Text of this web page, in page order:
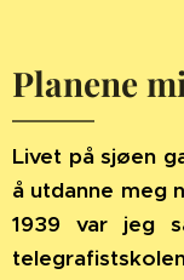
Planene
Livet på sjøen
å utdanne meg
1939 var jeg